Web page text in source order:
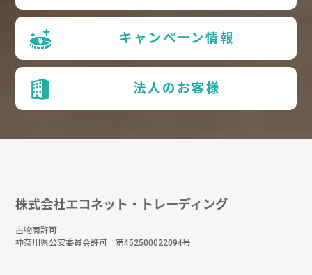
キャンペーン情報
法人のお客様
株式会社エコネット・トレーディング
古物商許可
神奈川県公安委員会許可 第452500022094号